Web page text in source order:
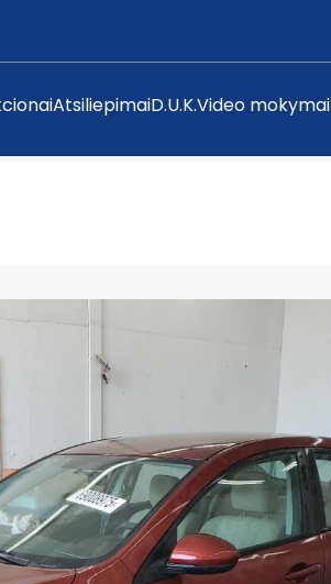
AtsiliepimaiD.U.K.Video mokymai